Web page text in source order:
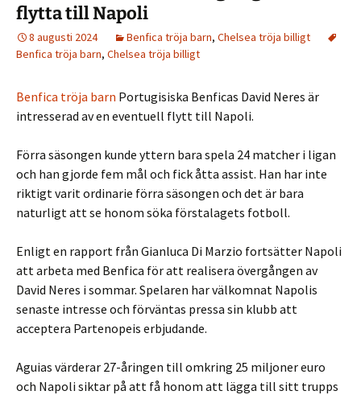
flytta till Napoli
8 augusti 2024 Benfica tröja barn, Chelsea tröja billigt
Benfica tröja barn, Chelsea tröja billigt
Benfica tröja barn Portugisiska Benficas David Neres är
intresserad av en eventuell flytt till Napoli.
Förra säsongen kunde yttern bara spela 24 matcher i ligan
och han gjorde fem mål och fick åtta assist. Han har inte
riktigt varit ordinarie förra säsongen och det är bara
naturligt att se honom söka förstalagets fotboll.
Enligt en rapport från Gianluca Di Marzio fortsätter Napoli
att arbeta med Benfica för att realisera övergången av
David Neres i sommar. Spelaren har välkomnat Napolis
senaste intresse och förväntas pressa sin klubb att
acceptera Partenopeis erbjudande.
Aguias värderar 27-åringen till omkring 25 miljoner euro
och Napoli siktar på att få honom att lägga till sitt trupps